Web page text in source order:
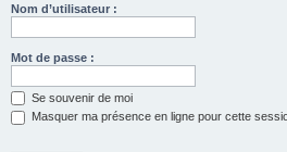
Nom d’utilisateur :
Mot de passe :
Se souvenir de moi
Masquer ma présence en ligne pour cette